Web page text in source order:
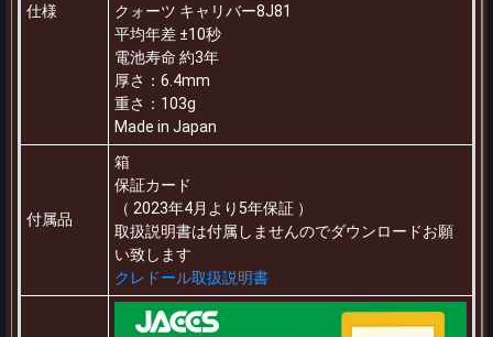
仕様
クォーツ キャリバー8J81
平均年差 ±10秒
電池寿命 約3年
厚さ：6.4mm
重さ：103g
Made in Japan
付属品
箱
保証カード
（ 2023年4月より5年保証 ）
取扱説明書は付属しませんのでダウンロードお願
い致します
クレドール取扱説明書